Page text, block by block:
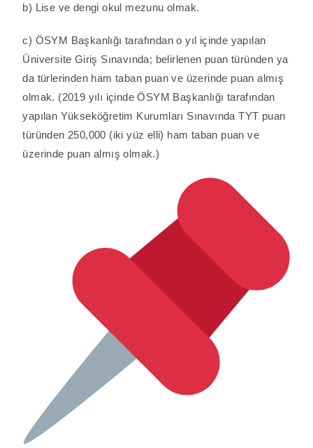
b) Lise ve dengi okul mezunu olmak.
c) ÖSYM Başkanlığı tarafından o yıl içinde yapılan
Üniversite Giriş Sınavında; belirlenen puan türünden ya
da türlerinden ham taban puan ve üzerinde puan almış
olmak. (2019 yılı içinde ÖSYM Başkanlığı tarafından
yapılan Yükseköğretim Kurumları Sınavında TYT puan
türünden 250,000 (iki yüz elli) ham taban puan ve
üzerinde puan almış olmak.)